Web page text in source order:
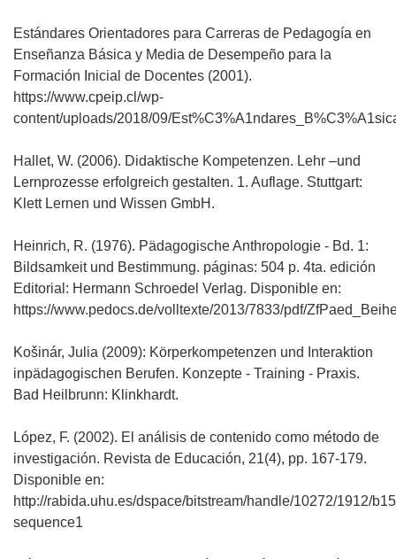
Estándares Orientadores para Carreras de Pedagogía en
Enseñanza Básica y Media de Desempeño para la
Formación Inicial de Docentes (2001).
https://www.cpeip.cl/wp-
content/uploads/2018/09/
Hallet, W. (2006). Didaktische Kompetenzen. Lehr –und
Lernprozesse erfolgreich gestalten. 1. Auflage. Stuttgart:
Klett Lernen und Wissen GmbH.
Heinrich, R. (1976). Pädagogische Anthropologie - Bd. 1:
Bildsamkeit und Bestimmung. páginas: 504 p. 4ta. edición
Editorial: Hermann Schroedel Verlag. Disponible en:
https://www.pedocs.de/volltexte/2013/7833/pdf/
Košinár, Julia (2009): Körperkompetenzen und Interaktion
inpädagogischen Berufen. Konzepte - Training - Praxis.
Bad Heilbrunn: Klinkhardt.
López, F. (2002). El análisis de contenido como método de
investigación. Revista de Educación, 21(4), pp. 167-179.
Disponible en:
http://rabida.uhu.es/dspace/bitstream/handle/10272/1912/
sequence1